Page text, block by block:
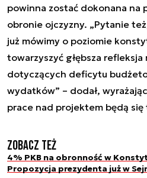
powinna zostać dokonana na
obronie ojczyzny. „Pytanie
już mówimy o poziomie
towarzyszyć głębsza
dotyczących deficytu
wydatków” – dodał,
prace nad projektem będą
Zobacz też
4% PKB na obronność w
Propozycja prezydenta już w